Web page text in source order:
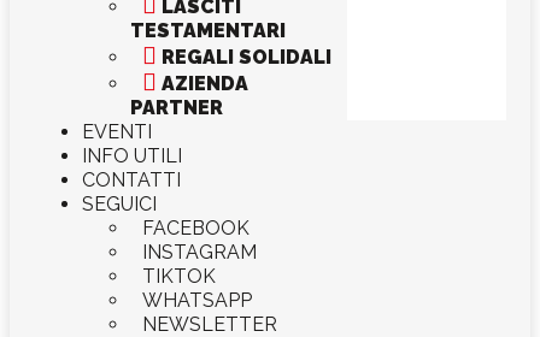
LASCITI
TESTAMENTARI
 REGALI SOLIDALI
 AZIENDA
PARTNER
EVENTI
INFO UTILI
CONTATTI
SEGUICI
FACEBOOK
INSTAGRAM
TIKTOK
WHATSAPP
NEWSLETTER